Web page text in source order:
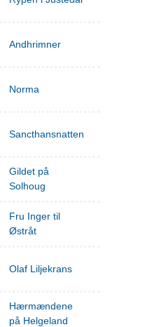
Andhrimner
Norma
Sancthansnatten
Gildet på
Solhoug
Fru Inger til
Østråt
Olaf Liljekrans
Hærmændene
på Helgeland